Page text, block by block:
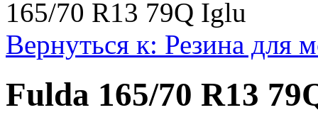
165/70 R13 79Q Iglu
Вернуться к: Резина для
Fulda 165/70 R13